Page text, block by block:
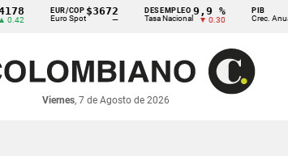
EUR/COP
Euro Spot
$3672
—
DESEMPLEO
Tasa Nacional
9,9 %
▼ 0.30
PIB
Crec. Anual
2,8
▲
Viernes, 7 de Agosto de 2026